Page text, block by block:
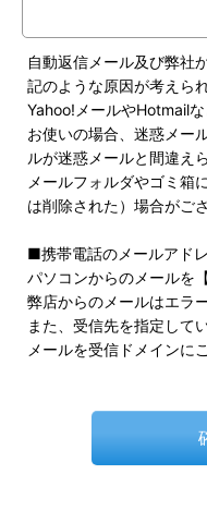
自動返信メール及び弊社
記のような原因が考えられ
Yahoo!メールやHotmail
お使いの場合、迷惑メー
ルが迷惑メールと間違え
メールフォルダやゴミ箱
は削除された）場合がご
■携帯電話のメールアド
パソコンからのメールを
弊店からのメールはエラ
また、受信先を指定して
メールを受信ドメインに